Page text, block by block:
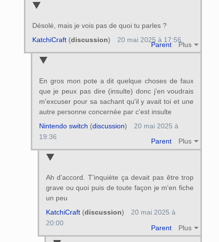
Désolé, mais je vois pas de quoi tu parles ?
Parent Plus
KatchiCraft(discussion) 20 mai 2025 à 17:56
En gros mon pote a dit quelque choses de faux
que je peux pas dire (insulte) donc j'en voudrais
m'excuser pour sa sachant qu'il y avait toi et une
autre personne concernée par c'est insulte
Parent Plus
Nintendo switch (discussion)
20 mai 2025 à
19:36
Ah d'accord. T'inquiète ça devait pas être trop
grave ou quoi puis de toute façon je m'en fiche
un peu
Parent Plus
KatchiCraft(discussion)
20 mai 2025 à
20:00